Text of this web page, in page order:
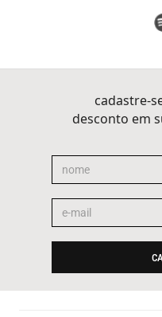
cadastre-
desconto em